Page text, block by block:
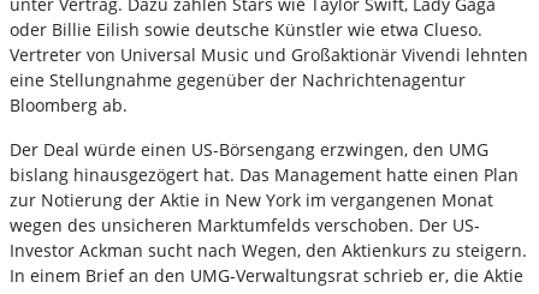
oder Billie Eilish sowie deutsche Künstler wie etwa Clueso.
Vertreter von Universal Music und Großaktionär Vivendi lehnten
eine Stellungnahme gegenüber der Nachrichtenagentur
Bloomberg ab.
Der Deal würde einen US-Börsengang erzwingen, den UMG
bislang hinausgezögert hat. Das Management hatte einen Plan
zur Notierung der Aktie in New York im vergangenen Monat
wegen des unsicheren Marktumfelds verschoben. Der US-
Investor Ackman sucht nach Wegen, den Aktienkurs zu steigern.
In einem Brief an den UMG-Verwaltungsrat schrieb er, die Aktie